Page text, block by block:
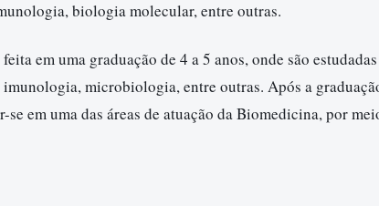
biologia molecular, entre outras.
em uma graduação de 4 a 5 anos, onde são
microbiologia, entre outras. Após a
em uma das áreas de atuação da Biomedicina, por